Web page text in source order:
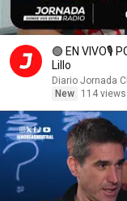
🟢 EN VIVO🎙️
Lillo
Diario Jornada
New
114 views